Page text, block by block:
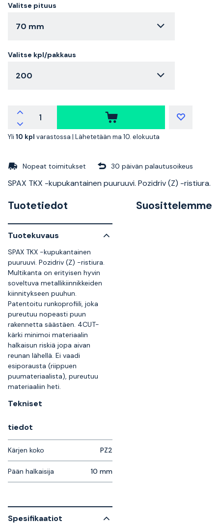
Valitse pituus
70 mm
Valitse kpl/pakkaus
200
Yli 10 kpl varastossa | Lähetetään ma 10. elokuuta
Nopeat toimitukset 30 päivän palautusoikeus
SPAX TKX -kupukantainen puuruuvi. Pozidriv (Z) -ristiura.
Tuotetiedot
Tuotekuvaus
SPAX TKX -kupukantainen
puuruuvi. Pozidriv (Z) -ristiura.
Multikanta on erityisen hyvin
soveltuva metallikiinnikkeiden
kiinnitykseen puuhun.
Patentoitu runkoprofiili, joka
pureutuu nopeasti puun
rakennetta säästäen. 4CUT-
kärki minimoi materiaalin
halkaisun riskiä jopa aivan
reunan lähellä. Ei vaadi
esiporausta (riippuen
puumateriaalista), pureutuu
materiaaliin heti.
Tekniset
tiedot
Kärjen koko PZ2
Pään halkaisija 10 mm
Spesifikaatiot
Suosittelemme